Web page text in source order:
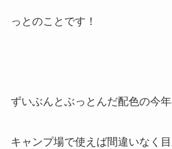
っとのことです！
ずいぶんとぶっとんだ配色の今年
キャンプ場で使えば間違いなく目